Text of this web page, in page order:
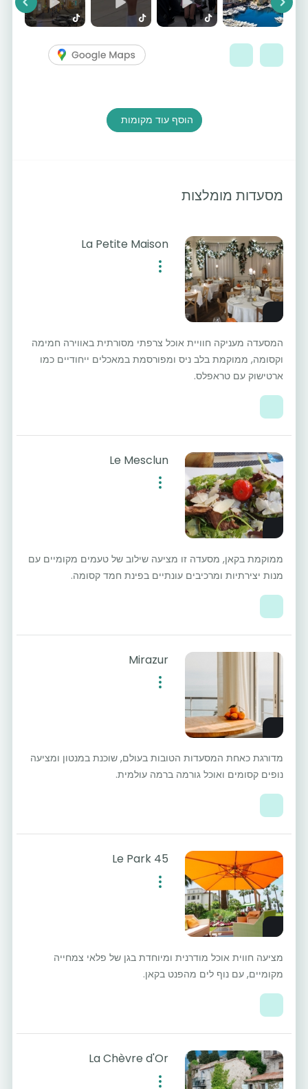
Next
הוסף עוד מקומות
מסעדות מומלצות
La Petite Maison
המסעדה מעניקה חוויית אוכל צרפתי מסורתית באווירה חמימה
וקסומה, ממוקמת בלב ניס ומפורסמת במאכלים ייחודיים כמו
ארטישוק עם טראפלס.
Le Mesclun
ממוקמת בקאן, מסעדה זו מציעה שילוב של טעמים מקומיים עם
מנות יצירתיות ומרכיבים עונתיים בפינת חמד קסומה.
Mirazur
מדורגת כאחת המסעדות הטובות בעולם, שוכנת במנטון ומציעה
נופים קסומים ואוכל גורמה ברמה עולמית.
Le Park 45
מציעה חווית אוכל מודרנית ומיוחדת בגן של פלאי צמחייה
מקומיים, עם נוף לים מהפנט בקאן.
La Chèvre d'Or